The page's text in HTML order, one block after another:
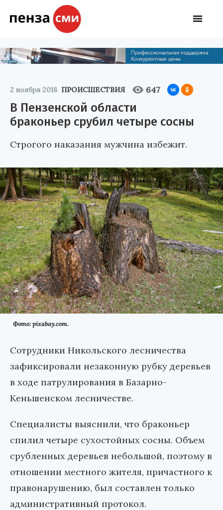
2 ноября 2018 ПРОИСШЕСТВИЯ 647
В Пензенской области
браконьер срубил четыре сосны
Строгого наказания мужчина избежит.
Фото: pixabay.com.
Сотрудники Никольского лесничества
зафиксировали незаконную рубку деревьев
в ходе патрулирования в Базарно-
Кеньшенском лесничестве.
Специалисты выяснили, что браконьер
спилил четыре сухостойных сосны. Объем
срубленных деревьев небольшой, поэтому в
отношении местного жителя, причастного к
правонарушению, был составлен только
административный протокол.